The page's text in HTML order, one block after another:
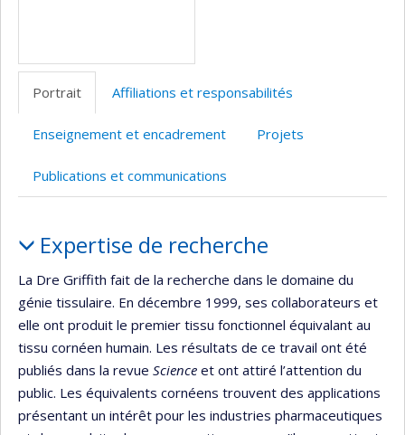
Portrait Affiliations et responsabilités
Enseignement et encadrement Projets
Publications et communications
Expertise de recherche
La Dre Griffith fait de la recherche dans le domaine du
génie tissulaire. En décembre 1999, ses collaborateurs et
elle ont produit le premier tissu fonctionnel équivalant au
tissu cornéen humain. Les résultats de ce travail ont été
publiés dans la revue Science et ont attiré l’attention du
public. Les équivalents cornéens trouvent des applications
présentant un intérêt pour les industries pharmaceutiques